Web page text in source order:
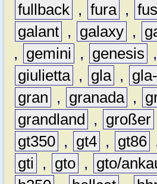
fullback , fura ,
galant , galaxy ,
,
gemini , genesis ,
giulietta , gla ,
gran
, granada ,
grandland
, großer
gt350 , gt4 , gt86
gti
, gto , gto/